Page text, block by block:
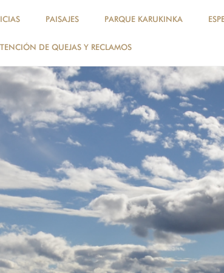
PAISAJES PARQUE KARUKINKA
DE QUEJAS Y RECLAMOS